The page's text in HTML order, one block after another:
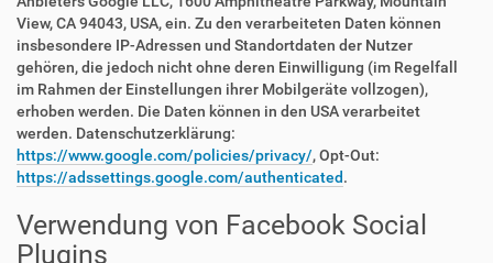
View, CA 94043, USA, ein. Zu den verarbeiteten Daten können
insbesondere IP-Adressen und Standortdaten der Nutzer
gehören, die jedoch nicht ohne deren Einwilligung (im Regelfall
im Rahmen der Einstellungen ihrer Mobilgeräte vollzogen),
erhoben werden. Die Daten können in den USA verarbeitet
werden. Datenschutzerklärung:
https://www.google.com/policies/privacy/, Opt-Out:
https://adssettings.google.com/authenticated.
Verwendung von Facebook Social
Plugins